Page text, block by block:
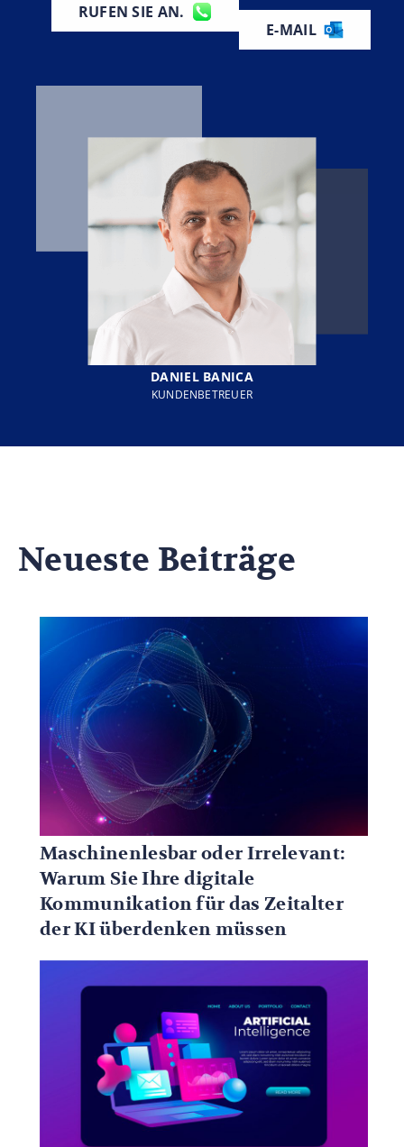
RUFEN SIE AN.
E-MAIL
DANIEL BANICA
KUNDENBETREUER
Neueste Beiträge
Maschinenlesbar oder Irrelevant:
Warum Sie Ihre digitale
Kommunikation für das Zeitalter
der KI überdenken müssen